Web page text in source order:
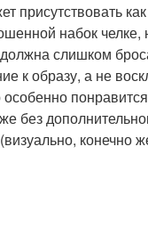
присутствовать
набок челке,
слишком
к образу, а не
без
конечно